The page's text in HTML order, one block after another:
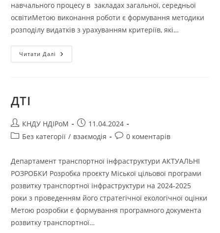
навчального процесу в закладах загальної, середньої
освітиМетою виконання роботи є формування методики
розподілу видатків з урахуванням критеріїв, які…
Читати Далі
ДТІ
КНДУ НДІРоМ
11.04.2024
Без категорії / взаємодія 0 коментарів
Департамент транспортної інфраструктури АКТУАЛЬНІ
РОЗРОБКИ Розробка проєкту Міської цільової програми
розвитку транспортної інфраструктури на 2024-2025
роки з проведенням його стратегічної екологічної оцінки
Метою розробки є формування програмного документа
розвитку транспортної…